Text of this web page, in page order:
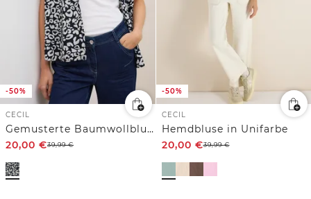
-50%
CECIL
Gemusterte Baumwollbluse
20,00 €39,99€
-50%
CECIL
Hemdbluse in Unifarbe
20,00 €39,99€